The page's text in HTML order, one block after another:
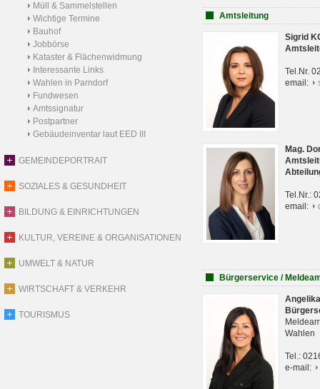
Müll & Sammelstellen
Wichtige Termine
Bauhof
Jobbörse
Kataster & Flächenwidmung
Interessante Links
Wahlen in Parndorf
Fundwesen
Amtssignatur
Postpartner
Gebäudeinventar laut EED III
GEMEINDEPORTRAIT
SOZIALES & GESUNDHEIT
BILDUNG & EINRICHTUNGEN
KULTUR, VEREINE & ORGANISATIONEN
UMWELT & NATUR
WIRTSCHAFT & VERKEHR
TOURISMUS
Amtsleitung
Sigrid
Tel.Nr.
email:
Mag.
Tel.Nr.:
email:
Bürgerservice /
Wahlen
Tel.:
e-mail: